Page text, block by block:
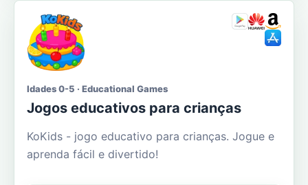
Idades 0-5 · Educational Games
Jogos educativos para crianças
KoKids - jogo educativo para crianças. Jogue e
aprenda fácil e divertido!